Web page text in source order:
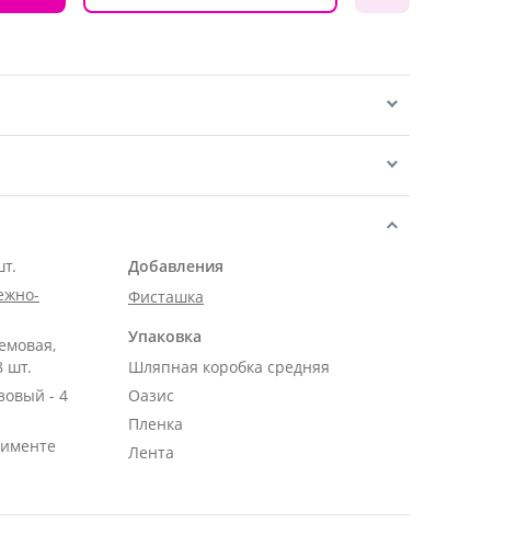
шт.
- 4
Добавления
Фисташка
Упаковка
Шляпная коробка средняя
Оазис
Пленка
Лента